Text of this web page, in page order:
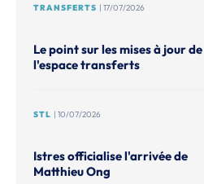
TRANSFERTS | 17/07/2026
Le point sur les mises à jour de
l'espace transferts
STL | 10/07/2026
Istres officialise l'arrivée de
Matthieu Ong